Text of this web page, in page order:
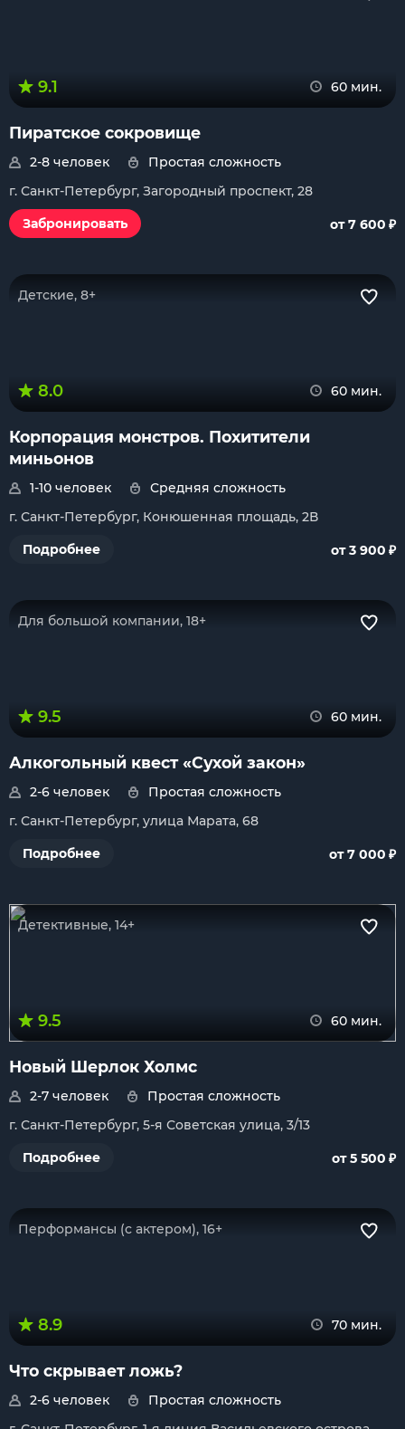
9.1 60 мин.
Пиратское сокровище
2-8 человек
Простая сложность
г. Санкт-Петербург, Загородный проспект, 28
Забронировать
от 7 600 ₽
Детские, 8+
8.0 60 мин.
Корпорация монстров. Похитители
миньонов
1-10 человек
Средняя сложность
г. Санкт-Петербург, Конюшенная площадь, 2В
Подробнее
от 3 900 ₽
Для большой компании, 18+
9.5 60 мин.
Алкогольный квест «Сухой закон»
2-6 человек
Простая сложность
г. Санкт-Петербург, улица Марата, 68
Подробнее
от 7 000 ₽
Детективные, 14+
9.5 60 мин.
Новый Шерлок Холмс
2-7 человек
Простая сложность
г. Санкт-Петербург, 5-я Советская улица, 3/13
Подробнее
от 5 500 ₽
Перформансы (с актером), 16+
8.9 70 мин.
Что скрывает ложь?
2-6 человек
Простая сложность